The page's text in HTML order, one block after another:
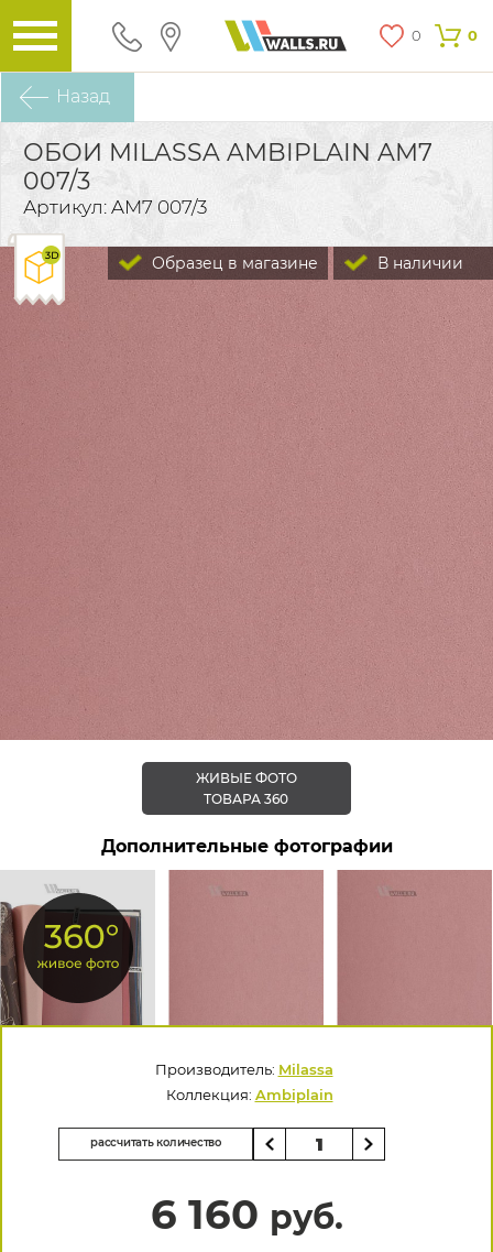
0 0
Назад
ОБОИ MILASSA AMBIPLAIN AM7
007/3
Артикул: AM7 007/3
В наличии
Образец в магазине
ЖИВЫЕ ФОТО
ТОВАРА 360
Дополнительные фотографии
Производитель: Milassa
Коллекция: Ambiplain
рассчитать количество
6 160 руб.